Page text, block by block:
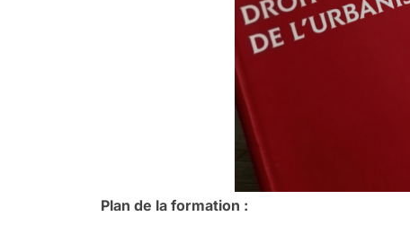
Plan de la formation :